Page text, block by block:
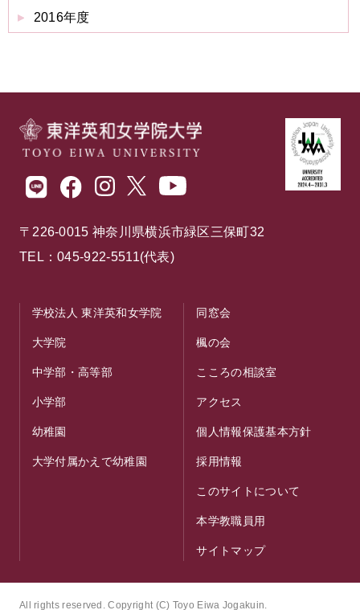
2016年度
〒226-0015 神奈川県横浜市緑区三保町32
TEL：045-922-5511(代表)
学校法人 東洋英和女学院
大学院
中学部・高等部
小学部
幼稚園
大学付属かえで幼稚園
同窓会
楓の会
こころの相談室
アクセス
個人情報保護基本方針
採用情報
このサイトについて
本学教職員用
サイトマップ
All rights reserved. Copyright (C) Toyo Eiwa Jogakuin.